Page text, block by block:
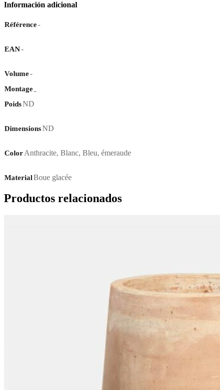
Información adicional
Référence-
EAN-
Volume-
Montage-
PoidsND
DimensionsND
ColorAnthracite, Blanc, Bleu, émeraude
MaterialBoue glacée
Productos relacionados